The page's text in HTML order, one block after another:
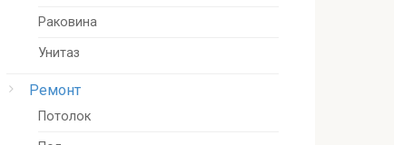
Раковина
Унитаз
Ремонт
Потолок